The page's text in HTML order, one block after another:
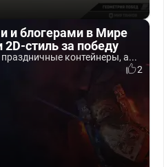
и блогерами в Мире
стиль за победу
контейнеры, а...
2